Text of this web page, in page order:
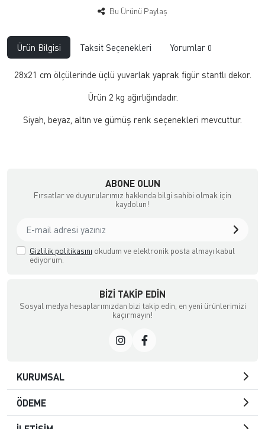
Bu Ürünü Paylaş
Ürün Bilgisi Taksit Seçenekleri Yorumlar 0
28x21 cm ölçülerinde üçlü yuvarlak yaprak figür stantlı dekor.
Ürün 2 kg ağırlığındadır.
Siyah, beyaz, altın ve gümüş renk seçenekleri mevcuttur.
ABONE OLUN
Fırsatlar ve duyurularımız hakkında bilgi sahibi olmak için
kaydolun!
Gizlilik politikasını okudum ve elektronik posta almayı kabul
ediyorum.
BIZI TAKIP EDIN
Sosyal medya hesaplarımızdan bizi takip edin, en yeni ürünlerimizi
kaçırmayın!
KURUMSAL
ÖDEME